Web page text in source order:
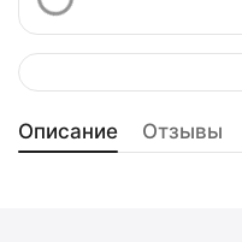
Описание Отзывы